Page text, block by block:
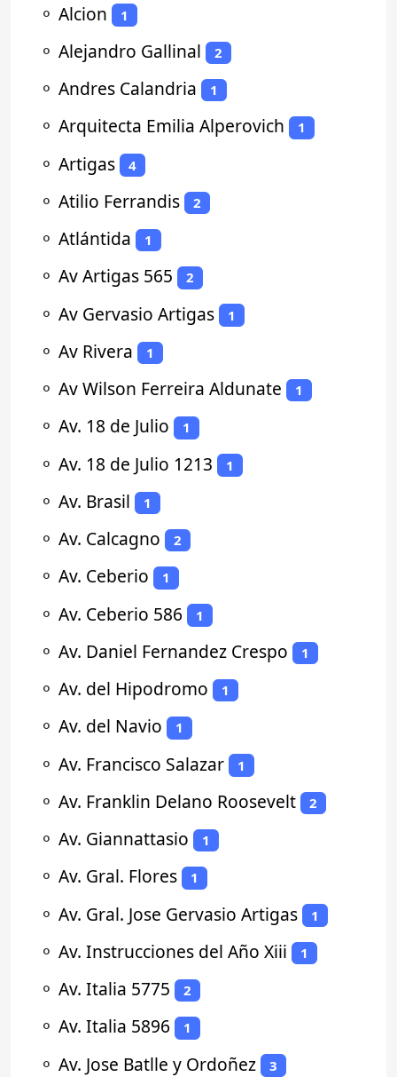
⚬ Alcion 1
⚬ Alejandro Gallinal 2
⚬ Andres Calandria 1
⚬ Arquitecta Emilia Alperovich 1
⚬ Artigas 4
⚬ Atilio Ferrandis 2
⚬ Atlántida 1
⚬ Av Artigas 565 2
⚬ Av Gervasio Artigas 1
⚬ Av Rivera 1
⚬ Av Wilson Ferreira Aldunate 1
⚬ Av. 18 de Julio 1
⚬ Av. 18 de Julio 1213 1
⚬ Av. Brasil 1
⚬ Av. Calcagno 2
⚬ Av. Ceberio 1
⚬ Av. Ceberio 586 1
⚬ Av. Daniel Fernandez Crespo 1
⚬ Av. del Hipodromo 1
⚬ Av. del Navio 1
⚬ Av. Francisco Salazar 1
⚬ Av. Franklin Delano Roosevelt 2
⚬ Av. Giannattasio 1
⚬ Av. Gral. Flores 1
⚬ Av. Gral. Jose Gervasio Artigas 1
⚬ Av. Instrucciones del Año Xiii 1
⚬ Av. Italia 5775 2
⚬ Av. Italia 5896 1
⚬ Av. Jose Batlle y Ordoñez 3